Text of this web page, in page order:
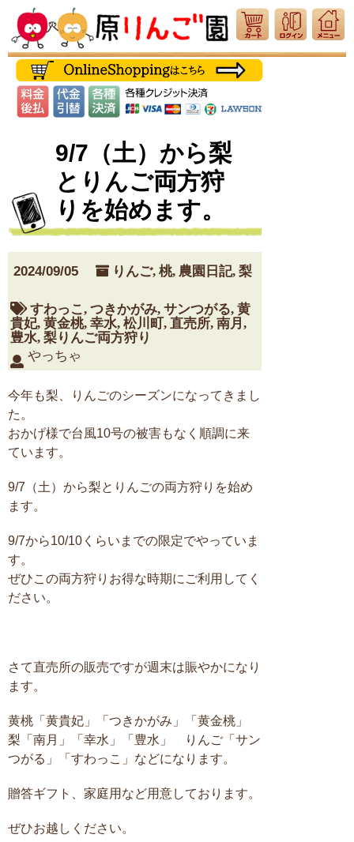
9/7（土）から梨
とりんご両方狩
りを始めます。
2024/09/05 りんご, 桃, 農園日記, 梨
すわっこ , つきかがみ, サンつがる, 黄
貴妃, 黄金桃, 幸水, 松川町, 直売所, 南月 ,
豊水, 梨りんご両方狩り
やっちゃ
今年も梨、りんごのシーズンになってきまし
た。
おかげ様で台風10号の被害もなく順調に来
ています。
9/7（土）から梨とりんごの両方狩りを始め
ます。
9/7から10/10くらいまでの限定でやっていま
す。
ぜひこの両方狩りお得な時期にご利用してく
ださい。
さて直売所の販売ですが週末は賑やかになり
ます。
黄桃「黄貴妃」「つきかがみ」「黄金桃」
梨「南月」「幸水」「豊水」 りんご「サン
つがる」「すわっこ」などになります。
贈答ギフト、家庭用など用意しております。
ぜひお越しください。